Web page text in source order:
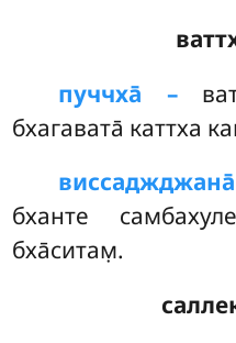
пуччха̄ –
бхагавата̄ каттха
бханте
бха̄ситам̣.